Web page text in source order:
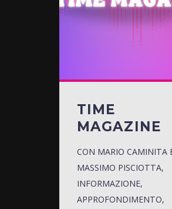
TIME
MAGAZINE
CON MARIO CAMINITA
MASSIMO PISCIOTTA,
INFORMAZIONE,
APPROFONDIMENTO,